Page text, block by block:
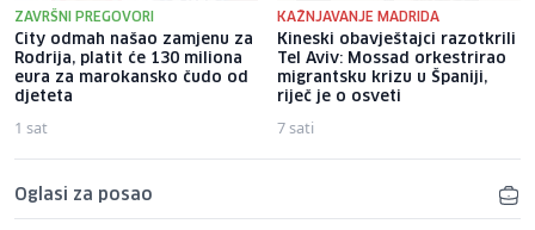
ZAVRŠNI PREGOVORI
City odmah našao zamjenu za
Rodrija, platit će 130 miliona
eura za marokansko čudo od
djeteta
1 sat
KAŽNJAVANJE MADRIDA
Kineski obavještajci razotkrili
Tel Aviv: Mossad orkestrirao
migrantsku krizu u Španiji,
riječ je o osveti
7 sati
Oglasi za posao